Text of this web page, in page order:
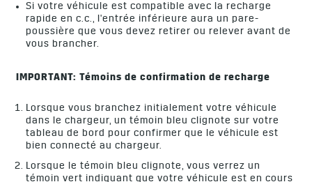
Si votre véhicule est compatible avec la recharge
rapide en c.c., l'entrée inférieure aura un pare-
poussière que vous devez retirer ou relever avant de
vous brancher.
IMPORTANT: Témoins de confirmation de recharge
Lorsque vous branchez initialement votre véhicule
dans le chargeur, un témoin bleu clignote sur votre
tableau de bord pour confirmer que le véhicule est
bien connecté au chargeur.
Lorsque le témoin bleu clignote, vous verrez un
témoin vert indiquant que votre véhicule est en cours